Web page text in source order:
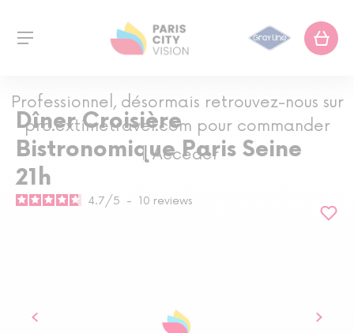
Professionnel, désormais retrouvez-nous sur
pro.extimetravel.com pour commander
Accéder
Dîner Croisière
Bistronomique Paris Seine
21h
4.7/5 - 10 reviews